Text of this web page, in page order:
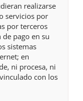
realizarse
servicios por
por terceros
pago en su
sistemas
en
ni procesa, ni
con los